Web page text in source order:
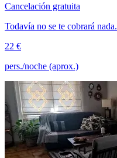
Cancelación gratuita
Todavía no se te cobrará nada.
22 €
pers./noche (aprox.)